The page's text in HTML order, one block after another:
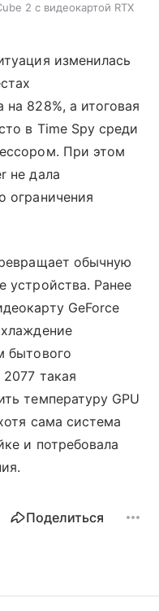
2 с видеокартой RTX
изменилась
на 828%, а итоговая
в Time Spy среди
При этом
не дала
ограничения
обычную
устройства. Ранее
GeForce
бытового
такая
температуру GPU
сама система
и потребовала
Поделиться